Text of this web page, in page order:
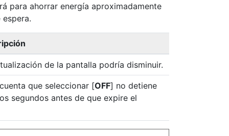
para ahorrar energía aproximadamente
de la pantalla podría disminuir.
que seleccionar [OFF] no detiene
segundos antes de que expire el